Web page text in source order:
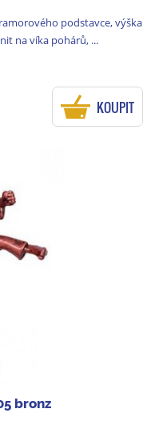
podstavce, výška
na víka pohárů, ...
KOUPIT
bronz